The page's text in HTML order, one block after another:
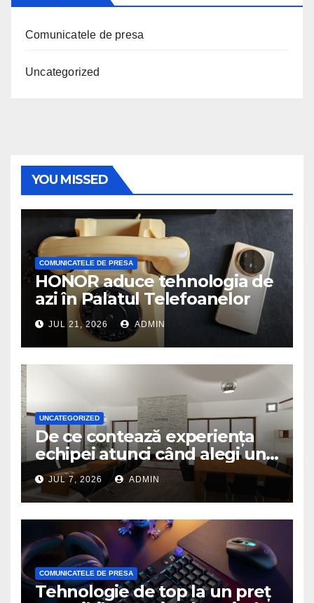
Comunicatele de presa
Uncategorized
YOU MISSED
COMUNICATELE DE PRESA
HONOR aduce tehnologia de
azi în Palatul Telefoanelor
JUL 21, 2026 ADMIN
UNCATEGORIZED
De ce contează experiența
echipei atunci când alegi un
birou de arhitectură
JUL 7, 2026 ADMIN
COMUNICATELE DE PRESA
Tehnologie de top la un preț